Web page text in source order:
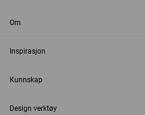
Om
Inspirasjon
Kunnskap
Design verktøy